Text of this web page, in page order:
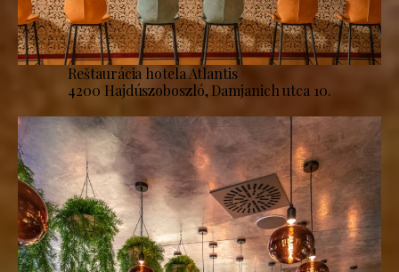
Reštaurácia hotela Atlantis
4200 Hajdúszoboszló, Damjanich utca 10.